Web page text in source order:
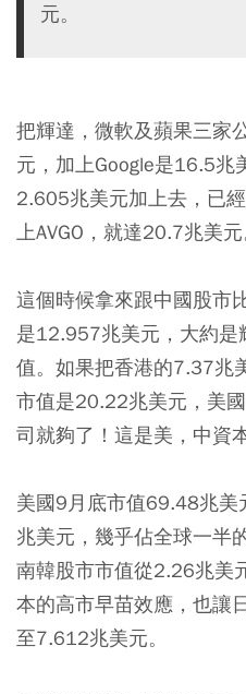
元。
把輝達，微軟及蘋果三家
元，加上Google是16.5兆
2.605兆美元加上去，已
上AVGO，就達20.7兆美元
這個時候拿來跟中國股市
是12.957兆美元，大約是
值。如果把香港的7.37兆
市值是20.22兆美元，美
司就夠了！這是美，中資
美國9月底市值69.48兆
兆美元，幾乎佔全球一半
南韓股市市值從2.26兆美
本的高市早苗效應，也讓
至7.612兆美元。